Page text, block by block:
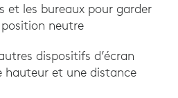
et les bureaux pour garder
neutre
dispositifs d’écran
hauteur et une distance